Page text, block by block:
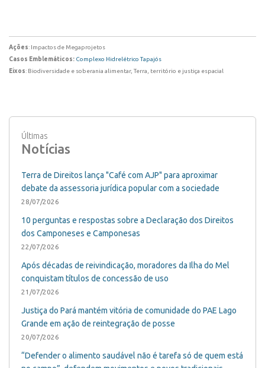
Ações: Impactos de Megaprojetos
Casos Emblemáticos: Complexo Hidrelétrico Tapajós
Eixos: Biodiversidade e soberania alimentar, Terra, território e justiça espacial
Últimas
Notícias
Terra de Direitos lança "Café com AJP" para aproximar
debate da assessoria jurídica popular com a sociedade
28/07/2026
10 perguntas e respostas sobre a Declaração dos Direitos
dos Camponeses e Camponesas
22/07/2026
Após décadas de reivindicação, moradores da Ilha do Mel
conquistam títulos de concessão de uso
21/07/2026
Justiça do Pará mantém vitória de comunidade do PAE Lago
Grande em ação de reintegração de posse
20/07/2026
“Defender o alimento saudável não é tarefa só de quem está